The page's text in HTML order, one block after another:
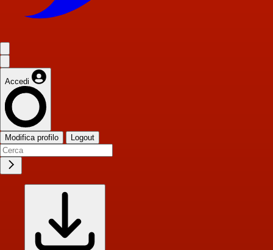
Accedi
Modifica profilo Logout